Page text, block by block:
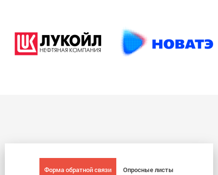
Форма обратной связи Опросные листы